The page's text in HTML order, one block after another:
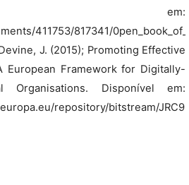
em:
411753/817341/
J. (2015); Promoting Effective
European Framework for Digitally-
Organisations. Disponível em:
repository/bitstream/